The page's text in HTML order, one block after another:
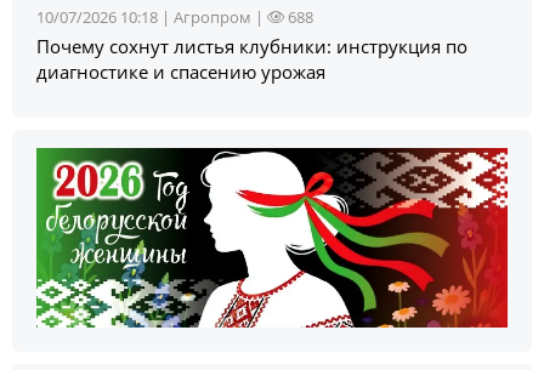
10/07/2026 10:18 | Агропром | 688
Почему сохнут листья клубники: инструкция по
диагностике и спасению урожая